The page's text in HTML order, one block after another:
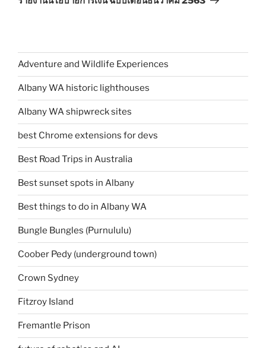
Adventure and Wildlife Experiences
Albany WA historic lighthouses
Albany WA shipwreck sites
best Chrome extensions for devs
Best Road Trips in Australia
Best sunset spots in Albany
Best things to do in Albany WA
Bungle Bungles (Purnululu)
Coober Pedy (underground town)
Crown Sydney
Fitzroy Island
Fremantle Prison